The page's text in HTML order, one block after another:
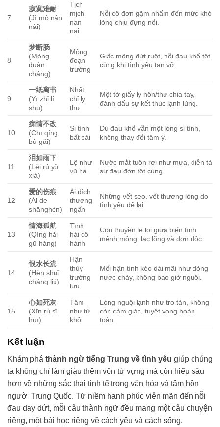
7
寂寞难耐
(Jì mò nán
nài)
Tịch
mịch
nan
nại
Nỗi cô đơn gặm nhấm đến mức khó
lòng chịu đựng nổi.
8
梦断肠
(Mèng
duàn
cháng)
Mộng
đoạn
trường
Giấc mộng đứt ruột, nỗi đau khổ tột
cùng khi tình yêu tan vỡ.
9
一纸离书
(Yī zhǐ lí
shū)
Nhất
chỉ ly
thư
Một tờ giấy ly hôn/thư chia tay,
đánh dấu sự kết thúc lạnh lùng.
10
痴情不改
(Chī qíng
bù gǎi)
Si tình
bất cải
Dù đau khổ vẫn một lòng si tình,
không thay đổi tâm ý.
11
泪如雨下
(Lèi rú yǔ
xià)
Lệ như
vũ hạ
Nước mắt tuôn rơi như mưa, diễn tả
sự đau đớn tột cùng.
12
爱的伤痕
(Ài de
shānghén)
Ái đích
thương
ngấn
Những vết sẹo, vết thương lòng do
tình yêu để lại.
13
情海孤航
(Qíng hǎi
gū háng)
Tình
hải cô
hành
Con thuyền lẻ loi giữa biển tình
mênh mông, lạc lõng và đơn độc.
14
恨水长流
(Hèn shuǐ
cháng liú)
Hận
thủy
trường
lưu
Mối hận tình kéo dài mãi như dòng
nước chảy, không bao giờ nguôi.
15
心如死灰
(Xīn rú sǐ
huī)
Tâm
như tử
khôi
Lòng nguội lạnh như tro tàn, không
còn cảm giác, tuyệt vọng hoàn
toàn.
Kết luận
Khám phá thành ngữ tiếng Trung về tình yêu giúp chúng
ta không chỉ làm giàu thêm vốn từ vựng mà còn hiểu sâu
hơn về những sắc thái tinh tế trong văn hóa và tâm hồn
người Trung Quốc. Từ niềm hạnh phúc viên mãn đến nỗi
đau day dứt, mỗi câu thành ngữ đều mang một câu chuyện
riêng, một bài học riêng về cách yêu và cách sống.